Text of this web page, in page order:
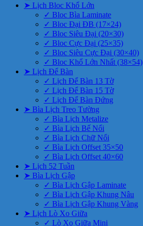
➤ Lịch Bloc Khổ Lớn
✓ Bloc Bìa Laminate
✓ Bloc Đại ĐB (17×24)
✓ Bloc Siêu Đại (20×30)
✓ Bloc Cực Đại (25×35)
✓ Bloc Siêu Cực Đại (30×40)
✓ Bloc Khổ Lớn Nhất (38×54)
➤ Lịch Để Bàn
✓ Lịch Để Bàn 13 Tờ
✓ Lịch Để Bàn 15 Tờ
✓ Lịch Để Bàn Đứng
➤ Bìa Lịch Treo Tường
✓ Bìa Lịch Metalize
✓ Bìa Lịch Bế Nổi
✓ Bìa Lịch Chữ Nổi
✓ Bìa Lịch Offset 35×50
✓ Bìa Lịch Offset 40×60
➤ Lịch 52 Tuần
➤ Bìa Lịch Gập
✓ Bìa Lịch Gập Laminate
✓ Bìa Lịch Gập Khung Nâu
✓ Bìa Lịch Gập Khung Vàng
➤ Lịch Lò Xo Giữa
✓ Lò Xo Giữa Mini